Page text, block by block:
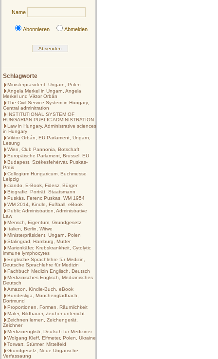
Name
Abonnieren Abmelden
Schlagworte
Ministerpräsident, Ungarn, Polen
Angela Merkel in Ungarn, Angela
Merkel und Viktor Orbán
The Civil Service System in Hungary,
Central adminitration
INSTITUTIONAL SYSTEM OF
HUNGARIAN PUBLIC ADMINISTRATION
Law in Hungary, Administrative sciences
in Hungary
Viktor Orbán, EU Parlament, Ungarn,
Lesung
Wien, Club Pannonia, Botschaft
Europäische Parlament, Brussel, EU
Budapest, Székesfehérvár, Puskas-
Preis
Collegium Hungaricum, Buchmesse
Leipzig
ciando, E-Book, Fidesz, Bürger
Biografie, Porträt, Staatsmann
Puskás, Ferenc Puskas, WM 1954
WM 2014, Kindle, Fußball, eBook
Public Administration, Administrative
Law
Mensch, Eigentum, Grundgesetz
Italien, Berlin, Witwe
Ministerpräsident, Ungarn, Polen
Stalingrad, Hamburg, Mutter
Marienkäfer, Krebskrankheit, Cytolytic
immune lymphocytes
Englische Sprachlehre für Medizin,
Deutsche Sprachlehre für Medizin
Fachbuch Medizin Englisch, Deutsch
Medizinisches Englisch, Medizinisches
Deutsch
Amazon, Kindle-Buch, eBook
Bundesliga, Mönchengladbach,
Dortmund
Proportionen, Formen, Räumlichkeit
Maler, Bildhauer, Zeichenunterricht
Zeichnen lernen, Zeichengerät,
Zeichner
Medizinenglish, Deutsch für Mediziner
Wolgang Kleff, Elfmeter, Polen, Ukraine
Torwart, Stürmer, Mittelfeld
Grundgesetz, Neue Ungarische
Verfassaung